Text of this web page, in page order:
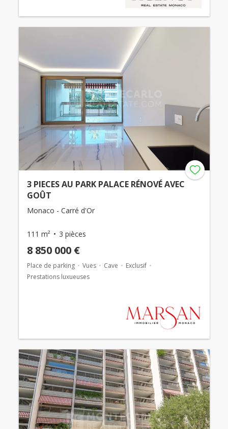
3 PIECES AU PARK PALACE RÉNOVÉ AVEC
GOÛT
Monaco - Carré d'Or
111 m² 3 pièces
8 850 000 €
Place de parking Vues Cave
Exclusif
Prestations luxueuses